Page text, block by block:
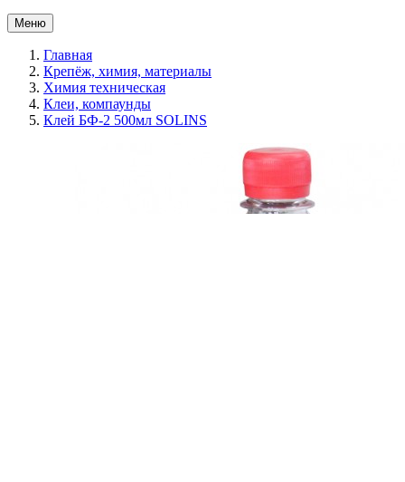
Меню
Главная
Крепёж, химия, материалы
Химия техническая
Клеи, компаунды
Клей БФ-2 500мл SOLINS